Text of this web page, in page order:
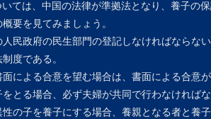
ては、中国の法律が準拠法となり、養子の
要を見てみましょう。
人民政府の民生部門の登記しなければならな
度である。
面による合意を望む場合は、書面による合意
をとる場合、必ず夫婦が共同で行わなければ
性の子を養子にする場合、養親となる者と養